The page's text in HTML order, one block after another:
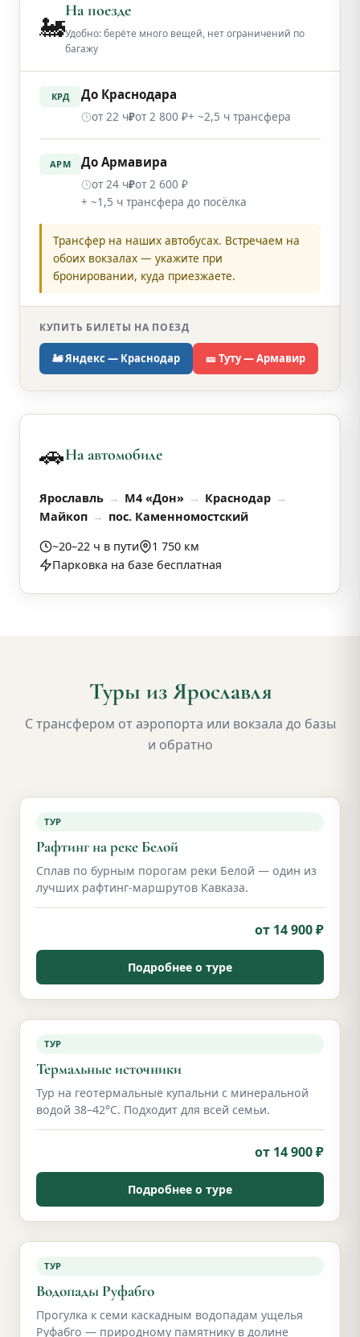
🚂На поезде
Удобно: берёте много вещей, нет ограничений по
багажу
КРД До Краснодара
от 22 ч₽от 2 800 ₽+ ~2,5 ч трансфера
АРМ До Армавира
от 24 ч₽от 2 600 ₽
+ ~1,5 ч трансфера до посёлка
Трансфер на наших автобусах. Встречаем на
обоих вокзалах — укажите при
бронировании, куда приезжаете.
КУПИТЬ БИЛЕТЫ НА ПОЕЗД
🚂 Яндекс — Краснодар 🎫 Туту — Армавир
🚗На автомобиле
Ярославль М4 «Дон»
Краснодар
Майкоп
пос. Каменномостский
~20–22 ч в пути
1 750 км
Парковка на базе бесплатная
Туры из Ярославля
С трансфером от аэропорта или вокзала до базы
и обратно
ТУР
Рафтинг на реке Белой
Сплав по бурным порогам реки Белой — один из
лучших рафтинг-маршрутов Кавказа.
от 14 900 ₽
Подробнее о туре
ТУР
Термальные источники
Тур на геотермальные купальни с минеральной
водой 38–42°С. Подходит для всей семьи.
от 14 900 ₽
Подробнее о туре
ТУР
Водопады Руфабго
Прогулка к семи каскадным водопадам ущелья
Руфабго — природному памятнику в долине